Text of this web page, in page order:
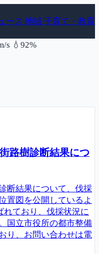
ース 地域 子育て・教育
s 💧 湿度
92%
路樹診断結果につ
断結果について、伐採
置図を公開しているよ
れており、伐採状況に
国立市役所の都市整備
り、お問い合わせは電